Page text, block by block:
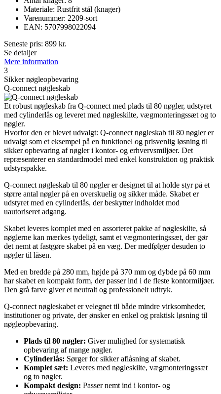
Materiale: Rustfrit stål (knager)
Varenummer: 2209-sort
EAN: 5707998022094
Seneste pris: 899 kr.
Se detaljer
Mere information
3
Sikker nøgleopbevaring
Q-connect nøgleskab
Et robust nøgleskab fra Q-connect med plads til 80 nøgler, udstyret
med cylinderlås og leveret med nøgleskilte, vægmonteringssæt og to
nøgler.
Hvorfor den er blevet udvalgt: Q-connect nøgleskab til 80 nøgler er
udvalgt som et eksempel på en funktionel og prisvenlig løsning til
sikker opbevaring af nøgler i kontor- og erhvervsmiljøer. Det
repræsenterer en standardmodel med enkel konstruktion og praktisk
udstyrspakke.
Q-connect nøgleskab til 80 nøgler er designet til at holde styr på et
større antal nøgler på en overskuelig og sikker måde. Skabet er
udstyret med en cylinderlås, der beskytter indholdet mod
uautoriseret adgang.
Skabet leveres komplet med en assorteret pakke af nøgleskilte, så
nøglerne kan mærkes tydeligt, samt et vægmonteringssæt, der gør
det nemt at fastgøre skabet på en væg. Der medfølger desuden to
nøgler til låsen.
Med en bredde på 280 mm, højde på 370 mm og dybde på 60 mm
har skabet en kompakt form, der passer ind i de fleste kontormiljøer.
Den grå farve giver et neutralt og professionelt udtryk.
Q-connect nøgleskabet er velegnet til både mindre virksomheder,
institutioner og private, der ønsker en enkel og praktisk løsning til
nøgleopbevaring.
Plads til 80 nøgler: Giver mulighed for systematisk
opbevaring af mange nøgler.
Cylinderlås: Sørger for sikker aflåsning af skabet.
Komplet sæt: Leveres med nøgleskilte, vægmonteringssæt
og to nøgler.
Kompakt design: Passer nemt ind i kontor- og